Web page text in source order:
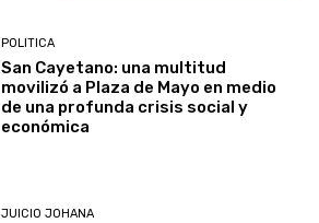
POLITICA
San Cayetano: una multitud
movilizó a Plaza de Mayo en medio
de una profunda crisis social y
económica
JUICIO JOHANA